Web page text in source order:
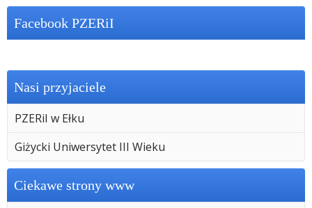
Facebook PZERiI
Nasi przyjaciele
PZERiI w Ełku
Giżycki Uniwersytet III Wieku
Ciekawe strony www